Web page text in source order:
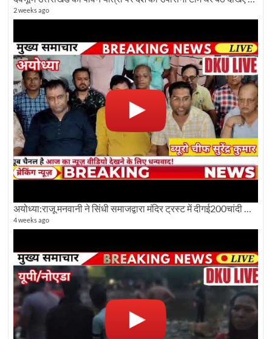
2 weeks ago
अयोध्या:राजू मनवानी ने सिंधी समाजद्वारा मंदिर ट्रस्ट में दीगई200चांदी की ईंटों पर सवाल का किया विरोध
4 weeks ago